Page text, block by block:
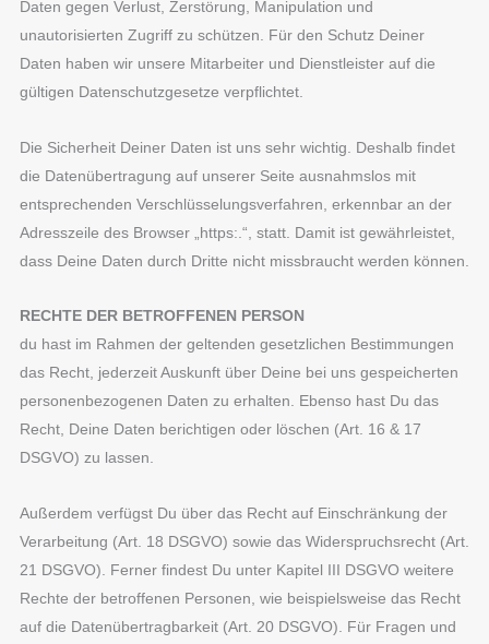
Daten gegen Verlust, Zerstörung, Manipulation und
unautorisierten Zugriff zu schützen. Für den Schutz Deiner
Daten haben wir unsere Mitarbeiter und Dienstleister auf die
gültigen Datenschutzgesetze verpflichtet.
Die Sicherheit Deiner Daten ist uns sehr wichtig. Deshalb findet
die Datenübertragung auf unserer Seite ausnahmslos mit
entsprechenden Verschlüsselungsverfahren, erkennbar an der
Adresszeile des Browser „https:.“, statt. Damit ist gewährleistet,
dass Deine Daten durch Dritte nicht missbraucht werden können.
RECHTE DER BETROFFENEN PERSON
du hast im Rahmen der geltenden gesetzlichen Bestimmungen
das Recht, jederzeit Auskunft über Deine bei uns gespeicherten
personenbezogenen Daten zu erhalten. Ebenso hast Du das
Recht, Deine Daten berichtigen oder löschen (Art. 16 & 17
DSGVO) zu lassen.
Außerdem verfügst Du über das Recht auf Einschränkung der
Verarbeitung (Art. 18 DSGVO) sowie das Widerspruchsrecht (Art.
21 DSGVO). Ferner findest Du unter Kapitel III DSGVO weitere
Rechte der betroffenen Personen, wie beispielsweise das Recht
auf die Datenübertragbarkeit (Art. 20 DSGVO). Für Fragen und